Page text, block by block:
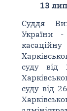
13
Суддя
України
суду від
суду від